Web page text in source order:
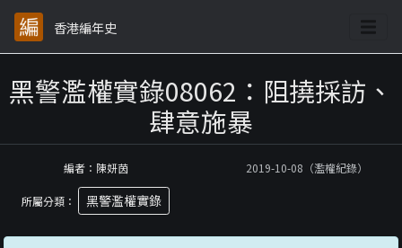
香港編年史
黑警濫權實錄08062：阻撓採訪、
肆意施暴
編者：陳妍茵 2019-10-08（濫權紀錄）
所屬分類： 黑警濫權實錄